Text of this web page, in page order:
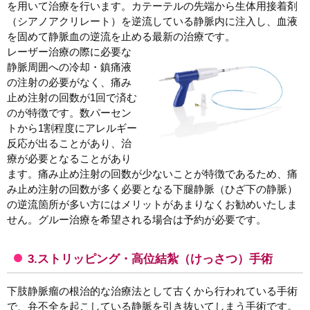
を用いて治療を行います。カテーテルの先端から生体用接着剤
（シアノアクリレート）を逆流している静脈内に注入し、血液
を固めて静脈血の逆流を止める最新の治療です。
レーザー治療の際に必要な
静脈周囲への冷却・鎮痛液
の注射の必要がなく、痛み
止め注射の回数が1回で済む
のが特徴です。数パーセン
トから1割程度にアレルギー
反応が出ることがあり、治
療が必要となることがあり
ます。痛み止め注射の回数が少ないことが特徴であるため、痛
み止め注射の回数が多く必要となる下腿静脈（ひざ下の静脈）
の逆流箇所が多い方にはメリットがあまりなくお勧めいたしま
せん。グルー治療を希望される場合は予約が必要です。
3.ストリッピング・高位結紮（けっさつ）手術
下肢静脈瘤の根治的な治療法として古くから行われている手術
で、弁不全を起こしている静脈を引き抜いてしまう手術です。